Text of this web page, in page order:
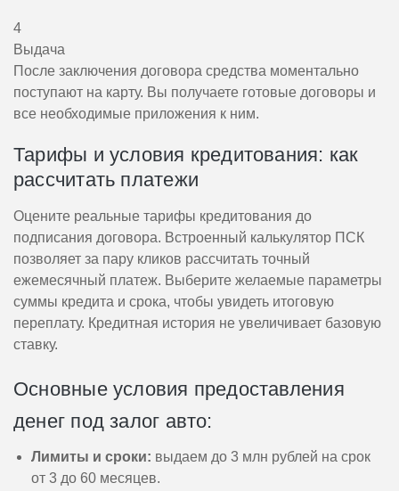
4
Выдача
После заключения договора средства моментально
поступают на карту. Вы получаете готовые договоры и
все необходимые приложения к ним.
Тарифы и условия кредитования: как
рассчитать платежи
Оцените реальные тарифы кредитования до
подписания договора. Встроенный калькулятор ПСК
позволяет за пару кликов рассчитать точный
ежемесячный платеж. Выберите желаемые параметры
суммы кредита и срока, чтобы увидеть итоговую
переплату. Кредитная история не увеличивает базовую
ставку.
Основные условия предоставления
денег под залог авто:
Лимиты и сроки: выдаем до 3 млн рублей на срок
от 3 до 60 месяцев.